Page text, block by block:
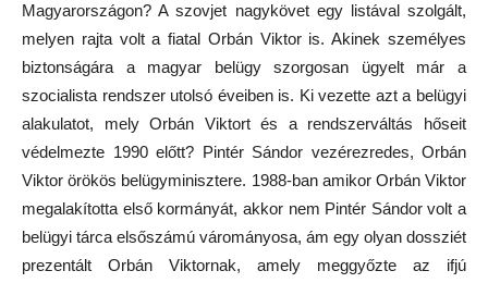
Magyarországon? A szovjet nagykövet egy listával szolgált,
melyen rajta volt a fiatal Orbán Viktor is. Akinek személyes
biztonságára a magyar belügy szorgosan ügyelt már a
szocialista rendszer utolsó éveiben is. Ki vezette azt a belügyi
alakulatot, mely Orbán Viktort és a rendszerváltás hőseit
védelmezte 1990 előtt? Pintér Sándor vezérezredes, Orbán
Viktor örökös belügyminisztere. 1988-ban amikor Orbán Viktor
megalakította első kormányát, akkor nem Pintér Sándor volt a
belügyi tárca elsőszámú várományosa, ám egy olyan dossziét
prezentált Orbán Viktornak, amely meggyőzte az ifjú